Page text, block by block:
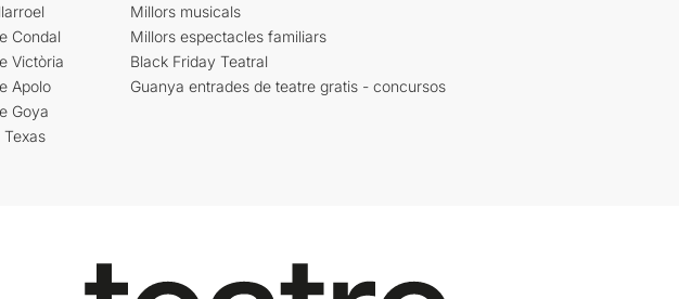
Condal
Victòria
Apolo
Goya
Texas
Millors musicals
Millors espectacles familiars
Black Friday Teatral
Guanya entrades de teatre gratis - concursos